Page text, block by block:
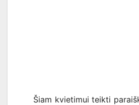
Šiam kvietimui teikti